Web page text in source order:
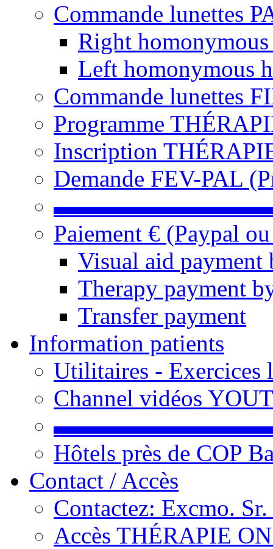
Commande lunettes
Right
Left homonymous
Commande lunettes
Programme
Inscription
Demande FEV-PAL
Paiement € (Paypal
Visual aid payment
Therapy payment
Transfer payment
Information patients
Utilitaires - Exercices
Channel vidéos
Hôtels près de COP
Contact / Accès
Contactez: Excmo.
Accès THÉRAPIE